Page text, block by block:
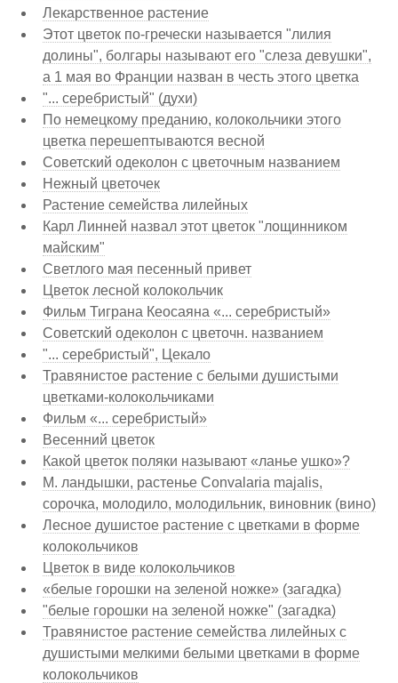
Лекарственное растение
Этот цветок по-гречески называется "лилия
долины", болгары называют его "слеза девушки",
а 1 мая во Франции назван в честь этого цветка
"... серебристый" (духи)
По немецкому преданию, колокольчики этого
цветка перешептываются весной
Советский одеколон с цветочным названием
Нежный цветочек
Растение семейства лилейных
Карл Линней назвал этот цветок "лощинником
майским"
Светлого мая песенный привет
Цветок лесной колокольчик
Фильм Тиграна Кеосаяна «... серебристый»
Советский одеколон с цветочн. названием
"... серебристый", Цекало
Травянистое растение с белыми душистыми
цветками-колокольчиками
Фильм «... серебристый»
Весенний цветок
Какой цветок поляки называют «ланье ушко»?
М. ландышки, растенье Соnvalaria majalis,
сорочка, молодило, молодильник, виновник (вино)
Лесное душистое растение с цветками в форме
колокольчиков
Цветок в виде колокольчиков
«белые горошки на зеленой ножке» (загадка)
"белые горошки на зеленой ножке" (загадка)
Травянистое растение семейства лилейных с
душистыми мелкими белыми цветками в форме
колокольчиков